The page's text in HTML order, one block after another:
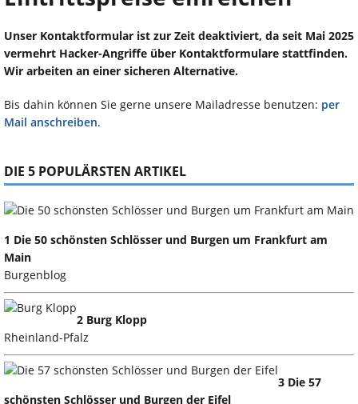
Unser Kontaktformular ist zur Zeit deaktiviert, da seit Mai 2025
vermehrt Hacker-Angriffe über Kontaktformulare stattfinden.
Wir arbeiten an einer sicheren Alternative.
Bis dahin können Sie gerne unsere Mailadresse benutzen: per
Mail anschreiben.
DIE 5 POPULÄRSTEN ARTIKEL
1 Die 50 schönsten Schlösser und Burgen um Frankfurt am
Main
Burgenblog
2 Burg Klopp
Rheinland-Pfalz
3 Die 57
schönsten Schlösser und Burgen der Eifel